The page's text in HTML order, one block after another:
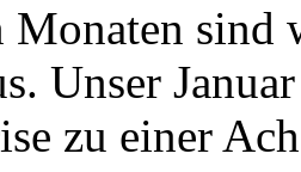
Monaten
Unser
zu einer